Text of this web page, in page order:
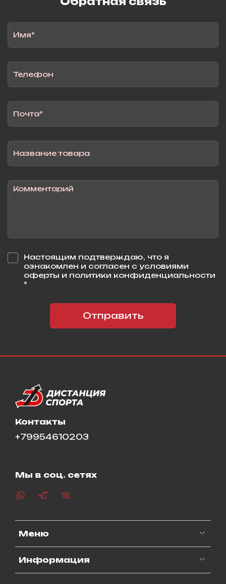
Настоящим подтверждаю, что я
ознакомлен и согласен с условиями
оферты и политики конфиденциальности
*
Отправить
Меню
Информация
Контакты
+79954610203
Мы в соц. сетях